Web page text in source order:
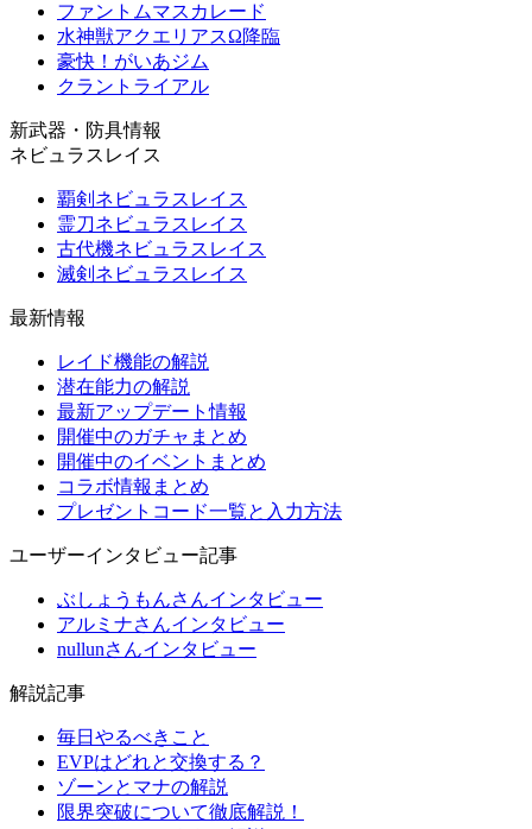
ファントムマスカレード
水神獣アクエリアスΩ降臨
豪快！がいあジム
クラントライアル
新武器・防具情報
ネビュラスレイス
覇剣ネビュラスレイス
霊刀ネビュラスレイス
古代機ネビュラスレイス
滅剣ネビュラスレイス
最新情報
レイド機能の解説
潜在能力の解説
最新アップデート情報
開催中のガチャまとめ
開催中のイベントまとめ
コラボ情報まとめ
プレゼントコード一覧と入力方法
ユーザーインタビュー記事
ぶしょうもんさんインタビュー
アルミナさんインタビュー
nullunさんインタビュー
解説記事
毎日やるべきこと
EVPはどれと交換する？
ゾーンとマナの解説
限界突破について徹底解説！